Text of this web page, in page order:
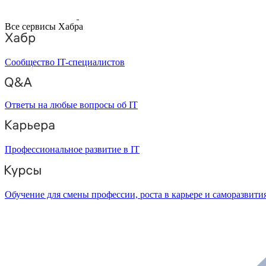
Все сервисы Хабра
Сообщество IT-специалистов
Ответы на любые вопросы об IT
Профессиональное развитие в IT
Обучение для смены профессии, роста в карьере и